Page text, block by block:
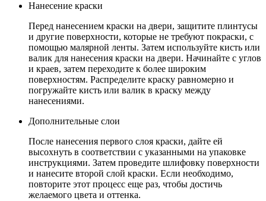
Нанесение краски
Перед нанесением краски на двери, защитите плинтусы
и другие поверхности, которые не требуют покраски, с
помощью малярной ленты. Затем используйте кисть или
валик для нанесения краски на двери. Начинайте с углов
и краев, затем переходите к более широким
поверхностям. Распределите краску равномерно и
погружайте кисть или валик в краску между
нанесениями.
Дополнительные слои
После нанесения первого слоя краски, дайте ей
высохнуть в соответствии с указанными на упаковке
инструкциями. Затем проведите шлифовку поверхности
и нанесите второй слой краски. Если необходимо,
повторите этот процесс еще раз, чтобы достичь
желаемого цвета и оттенка.